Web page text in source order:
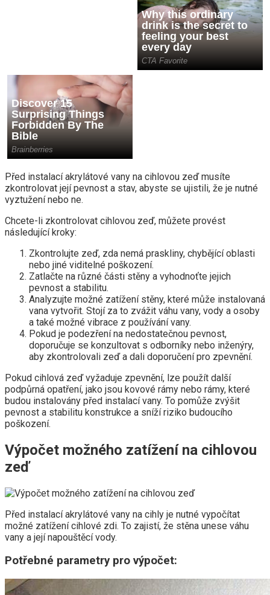
Před instalací akrylátové vany na cihlovou zeď musíte
zkontrolovat její pevnost a stav, abyste se ujistili, že je nutné
vyztužení nebo ne.
Chcete-li zkontrolovat cihlovou zeď, můžete provést
následující kroky:
Zkontrolujte zeď, zda nemá praskliny, chybějící oblasti
nebo jiné viditelné poškození.
Zatlačte na různé části stěny a vyhodnoťte jejich
pevnost a stabilitu.
Analyzujte možné zatížení stěny, které může instalovaná
vana vytvořit. Stojí za to zvážit váhu vany, vody a osoby
a také možné vibrace z používání vany.
Pokud je podezření na nedostatečnou pevnost,
doporučuje se konzultovat s odborníky nebo inženýry,
aby zkontrolovali zeď a dali doporučení pro zpevnění.
Pokud cihlová zeď vyžaduje zpevnění, lze použít další
podpůrná opatření, jako jsou kovové rámy nebo rámy, které
budou instalovány před instalací vany. To pomůže zvýšit
pevnost a stabilitu konstrukce a sníží riziko budoucího
poškození.
Výpočet možného zatížení na cihlovou
zeď
Před instalací akrylátové vany na cihly je nutné vypočítat
možné zatížení cihlové zdi. To zajistí, že stěna unese váhu
vany a její napouštěcí vody.
Potřebné parametry pro výpočet: